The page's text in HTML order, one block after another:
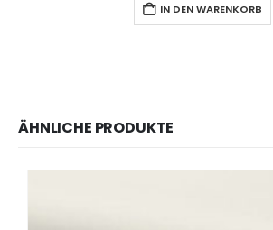
IN DEN WARENKORB
ÄHNLICHE PRODUKTE